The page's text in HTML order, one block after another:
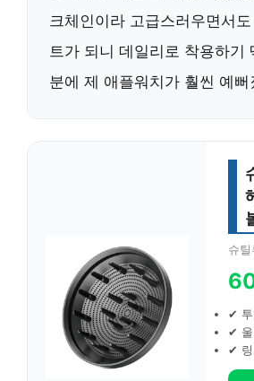
크체인이라 고급스러우면서
트가 되니 데일리로 착용하기
분에 제 애플워치가 훨씬 예
슈틸
✔ 투
✔ 울
✔ 링